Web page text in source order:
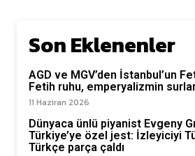
Son Eklenenler
AGD ve MGV’den İstanbul’un
Fetih ruhu, emperyalizmin
11 Haziran 2026
Dünyaca ünlü piyanist Evgeny
Türkiye’ye özel jest: İzleyiciyi
Türkçe parça çaldı